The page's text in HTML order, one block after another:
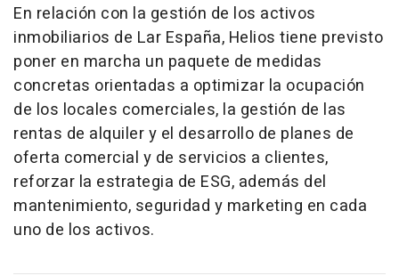
En relación con la gestión de los activos
inmobiliarios de Lar España, Helios tiene previsto
poner en marcha un paquete de medidas
concretas orientadas a optimizar la ocupación
de los locales comerciales, la gestión de las
rentas de alquiler y el desarrollo de planes de
oferta comercial y de servicios a clientes,
reforzar la estrategia de ESG, además del
mantenimiento, seguridad y marketing en cada
uno de los activos.